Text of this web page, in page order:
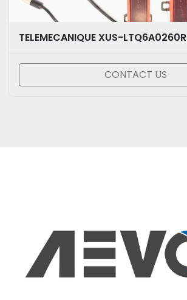
TELEMECANIQUE XUS-LTQ6A0260R
CONTACT US